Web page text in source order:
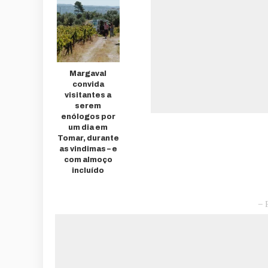
Margaval
convida
visitantes a
serem
enólogos por
um dia em
Tomar, durante
as vindimas – e
com almoço
incluído
–